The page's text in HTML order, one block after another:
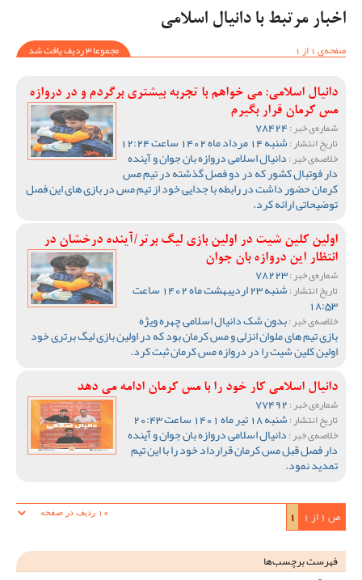
اخبار مرتبط با دانیال اسلامی
صفحه‌ی 1 از 1
مجموعا 3 ردیف یافت شد
دانیال اسلامی: می خواهم با تجربه بیشتری برگردم و در دروازه
مس کرمان قرار بگیرم
شماره‌ی خبر :
تاریخ انتشار :شنبه 14 مرداد ماه 1402 ساعت 12:24
خلاصه‌ی خبر :دانیال اسلامی دروازه بان جوان و آینده
دار فوتبال کشور که در دو فصل گذشته در تیم مس
کرمان حضور داشت در رابطه با جدایی خود از تیم مس در بازی های این فصل
توضیحاتی ارائه کرد.
اولین کلین شیت در اولین بازی لیگ برتر/آینده درخشان در
انتظار این دروازه بان جوان
شماره‌ی خبر :
تاریخ انتشار : شنبه 23 اردیبهشت ماه 1402 ساعت
18:53
خلاصه‌ی خبر :بدون شک دانیال اسلامی چهره ویژه
بازی تیم های ملوان انزلی و مس کرمان بود که در اولین بازی لیگ برتری خود
اولین کلین شیت را در دروازه مس کرمان ثبت کرد.
دانیال اسلامی کار خود را با مس کرمان ادامه می دهد
شماره‌ی خبر :
تاریخ انتشار :شنبه 18 تیر ماه 1401 ساعت 20:43
خلاصه‌ی خبر :دانیال اسلامی دروازه بان جوان و آینده
دار فصل قبل مس کرمان قرارداد خود را با این تیم
تمدید نمود.
ص 1 از 1 1
فهرست برچسب‌ها